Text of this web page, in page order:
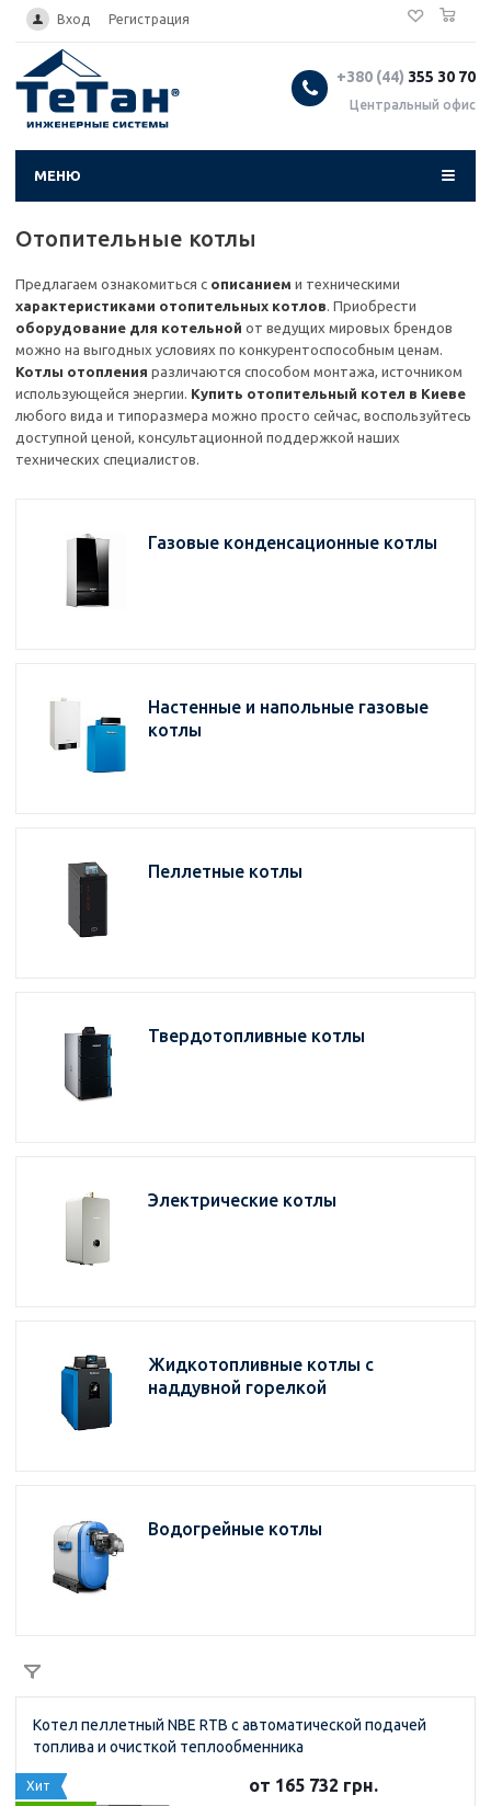
... Вход Регистрация
+380 (44) 355 30 70
Центральный офис
МЕНЮ
Отопительные котлы
Предлагаем ознакомиться с описанием и техническими
характеристиками отопительных котлов. Приобрести
оборудование для котельной от ведущих мировых брендов
можно на выгодных условиях по конкурентоспособным ценам.
Котлы отопления различаются способом монтажа, источником
использующейся энергии. Купить отопительный котел в Киеве
любого вида и типоразмера можно просто сейчас, воспользуйтесь
доступной ценой, консультационной поддержкой наших
технических специалистов.
Газовые конденсационные котлы
Настенные и напольные газовые
котлы
Пеллетные котлы
Твердотопливные котлы
Электрические котлы
Жидкотопливные котлы с
наддувной горелкой
Водогрейные котлы
Котел пеллетный NBE RTB с автоматической подачей
топлива и очисткой теплообменника
Хит
от 165 732 грн.